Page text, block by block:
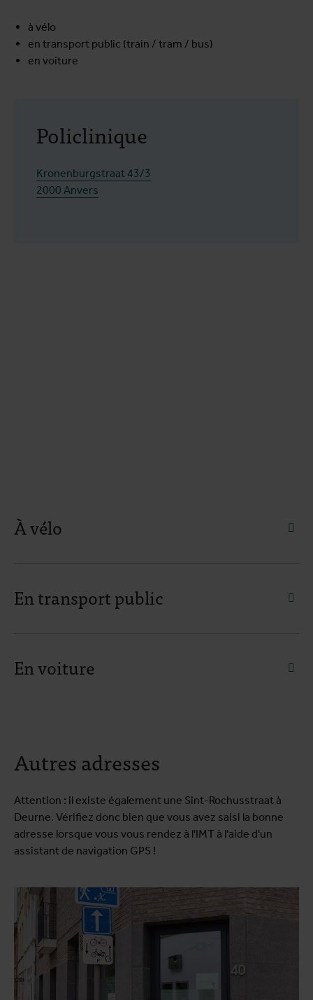
à vélo
en transport public (train / tram / bus)
en voiture
Policlinique
Kronenburgstraat 43/3
2000 Anvers
À vélo
En transport public
En voiture
Autres adresses
Attention : il existe également une Sint-Rochusstraat à
Deurne. Vérifiez donc bien que vous avez saisi la bonne
adresse lorsque vous vous rendez à l'IMT à l'aide d'un
assistant de navigation GPS !